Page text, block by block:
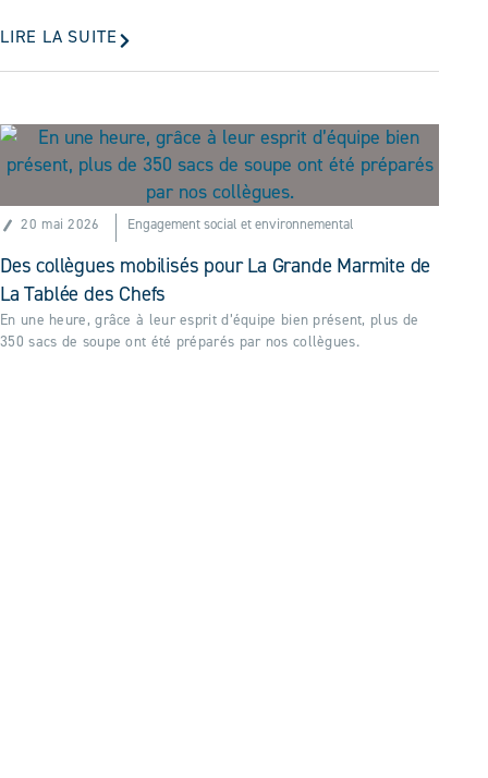
LIRE LA SUITE
20 mai 2026 Engagement social et environnemental
Des collègues mobilisés pour La Grande Marmite de
La Tablée des Chefs
En une heure, grâce à leur esprit d’équipe bien présent, plus de
350 sacs de soupe ont été préparés par nos collègues.